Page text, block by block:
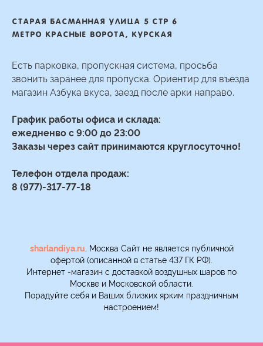
Старая басманная улица 5 стр 6
Метро Красные ворота, Курская
Есть парковка, пропускная система, просьба
звонить заранее для пропуска. Ориентир для въезда
магазин Азбука вкуса, заезд после арки направо.
График работы офиса и склада:
ежедненво с 9:00 до 23:00
Заказы через сайт принимаются круглосуточно!
Телефон отдела продаж:
8 (977)-317-77-18
sharlandiya.ru , Москва Сайт не является публичной
офертой (описанной в статье 437 ГК РФ).
Интернет -магазин с доставкой воздушных шаров по
Москве и Московской области.
Порадуйте себя и Ваших близких ярким праздничным
настроением!